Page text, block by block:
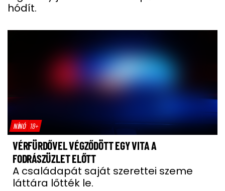
hódít.
NÍNÓ 18+
VÉRFÜRDŐVEL VÉGZŐDÖTT EGY VITA A
FODRÁSZÜZLET ELŐTT
A családapát saját szerettei szeme
láttára lőtték le.